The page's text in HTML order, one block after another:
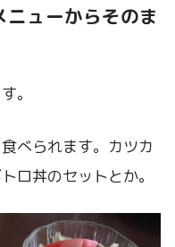
ューからそのま
。
べられます。カツカ
ロ丼のセットとか。